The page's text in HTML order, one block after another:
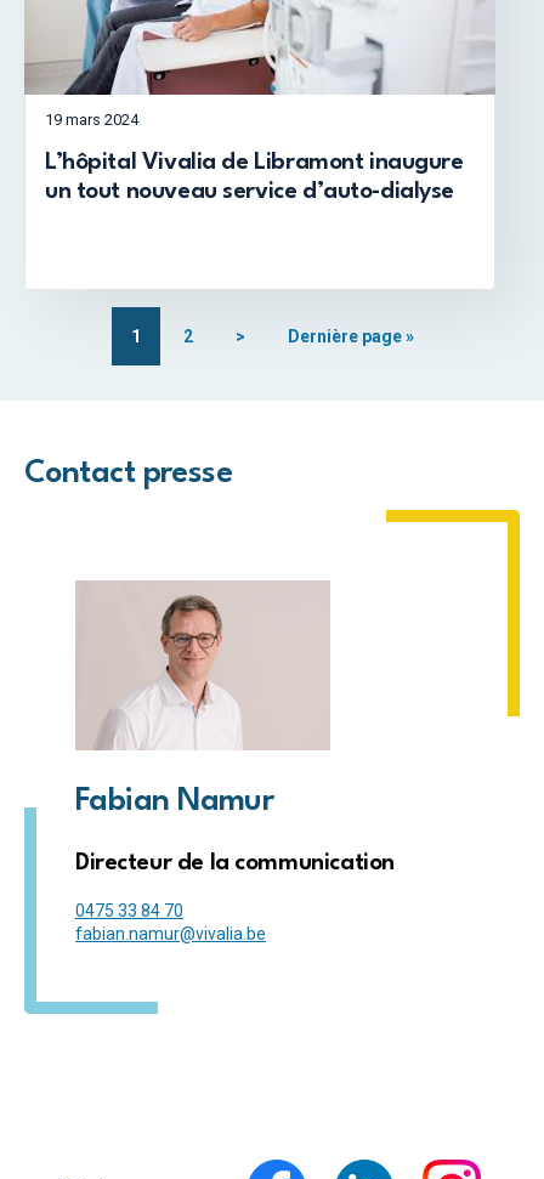
19 mars 2024
L’hôpital Vivalia de Libramont inaugure
un tout nouveau service d’auto-dialyse
1 2 > Dernière page »
Contact presse
Fabian Namur
Directeur de la communication
0475 33 84 70
fabian.namur@vivalia.be